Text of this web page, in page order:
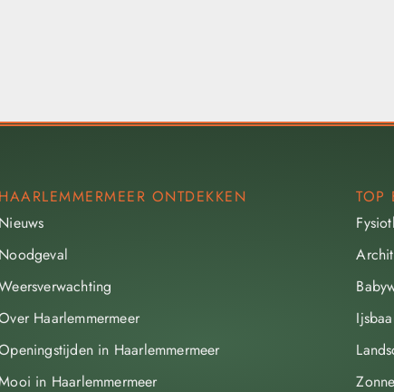
HAARLEMMERMEER ONTDEKKEN
Nieuws
Noodgeval
Haarlemmermeer
in Haarlemmermeer
in Haarlemmermeer
TOP